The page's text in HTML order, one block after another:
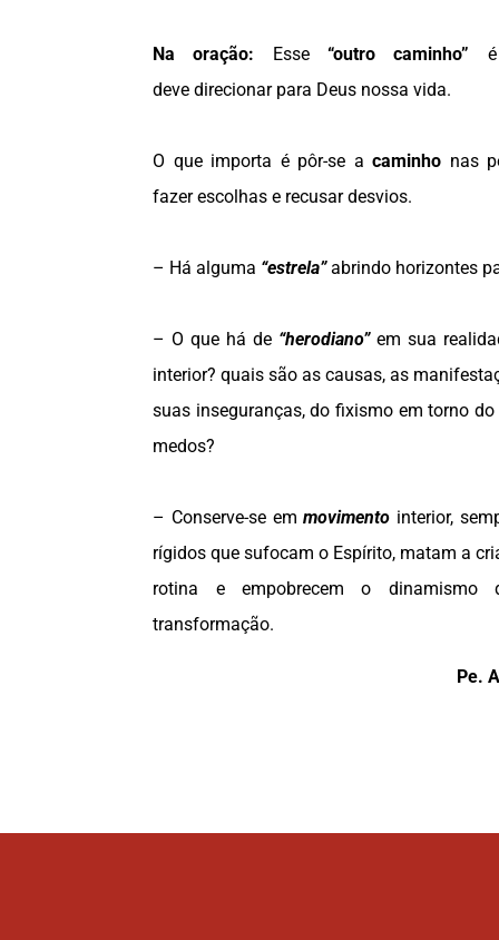
Na oração: Esse “outro caminho” é
devedirecionar para Deus nossa vida.
O que importa é pôr-se acaminho nas
fazer escolhas e recusar desvios.
– Há alguma “estrela”abrindo horizontes
– O que há de “herodiano”em sua
interior? quais são as causas, as
suas inseguranças, do fixismo em torno
medos?
– Conserve-se emmovimento interior,
rígidos que sufocam o Espírito, matam a
rotina e empobrecem o
transformação.
Pe.